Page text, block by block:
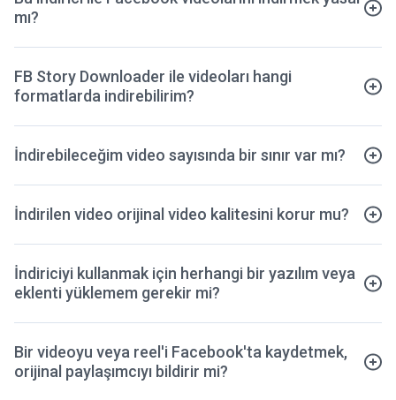
mı?
FB Story Downloader ile videoları hangi
formatlarda indirebilirim?
İndirebileceğim video sayısında bir sınır var mı?
İndirilen video orijinal video kalitesini korur mu?
İndiriciyi kullanmak için herhangi bir yazılım veya
eklenti yüklemem gerekir mi?
Bir videoyu veya reel'i Facebook'ta kaydetmek,
orijinal paylaşımcıyı bildirir mi?